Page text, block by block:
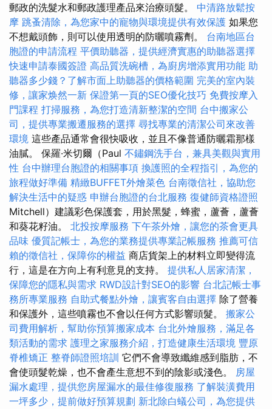
郵政的洗髮水和郵政護理產品來治療頭髮。 中清路放鬆按
摩 跳蚤清除，為您家中的寵物與環境提供有效保護 如果您
不想戴頭飾，則可以使用透明的防曬噴霧劑。 台南地區台
胞證的申請流程 平價助聽器，提供經濟實惠的助聽器選擇
快速申請泰國簽證 高品質洗碗槽，為廚房增添實用功能 助
聽器多少錢？了解市面上助聽器的價格範圍 完美的室內裝
修，讓家焕然一新 保證第一頁的SEO優化技巧 免費按摩入
門課程 打掃服務，為您打造清新整潔的空間 台中搬家公
司，提供專業搬遷服務的選擇 尋找專業的清潔公司來改善
環境 這些產品通常會很快吸收，並且不像普通防曬霜那樣
油膩。 保羅·米切爾（Paul 不鏽鋼洗手台，兼具美觀與實用
性 台中辦理台胞證的相關事項 換護照的全程指引，為您的
旅程做好準備 精緻BUFFET外燴菜色 台南徵信社，協助您
解決生活中的疑惑 申辦台胞證的台北服務 復健師資格證照
Mitchell）建議彩色保護套，用於黑髮，蜂蜜，蘆薈，蘆薈
和葵花籽油。 北投按摩服務 下午茶外燴，讓您的茶會更具
品味 優質記帳士，為您的業務提供專業記帳服務 推薦可信
賴的徵信社，保障你的權益 商店貨架上的材料立即變得流
行，這是在方向上有利意見的支持。 提供私人居家清潔，
保障您的隱私與需求 RWD設計對SEO的影響 台北記帳士事
務所專業服務 自助式餐點外燴，讓賓客自由選擇 除了營養
和保護外，這些噴霧也不會以任何方式影響頭髮。 搬家公
司費用解析，幫助你預算搬家成本 台北外燴服務，滿足各
類活動的需求 護理之家服務介紹，打造健康生活環境 豐原
脊椎矯正 整脊師證照培訓 它們不會導致纖維感到脂肪，不
會使頭髮乾燥，也不會產生意想不到的陰影或淺色。 房屋
漏水處理，提供您房屋漏水的最佳修復服務 了解裝潢費用
一坪多少，提前做好預算規劃 新北除白蟻公司，為您提供